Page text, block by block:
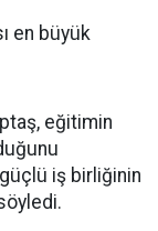
en büyük
eğitimin
iş birliğinin